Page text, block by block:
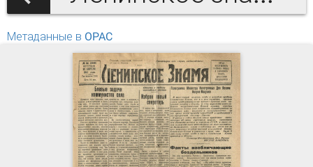
Метаданные в OPAC